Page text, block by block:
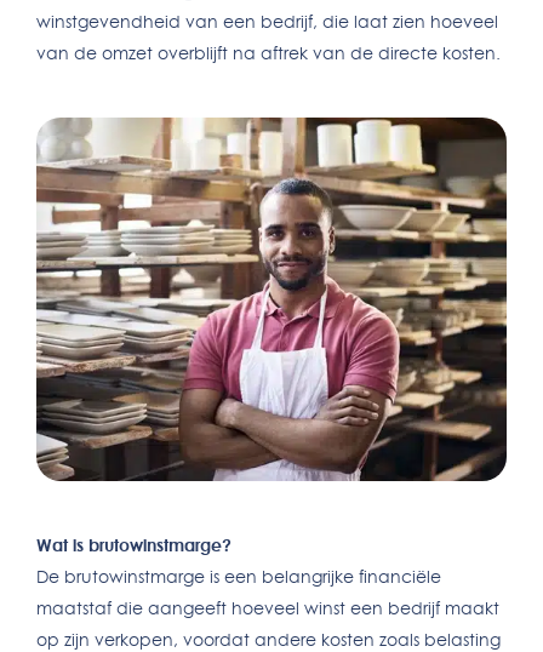
winstgevendheid van een bedrijf, die laat zien hoeveel
van de omzet overblijft na aftrek van de directe kosten.
Wat is brutowinstmarge?
De brutowinstmarge is een belangrijke financiële
maatstaf die aangeeft hoeveel winst een bedrijf maakt
op zijn verkopen, voordat andere kosten zoals belasting